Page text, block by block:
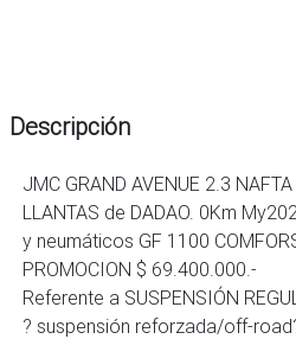
Descripción
JMC GRAND AVENUE 2.3
LLANTAS de DADAO. 0Km
y neumáticos GF 1100
PROMOCION $ 69.400.000.-
Referente a SUSPENSIÓN
? suspensión reforzada/off-